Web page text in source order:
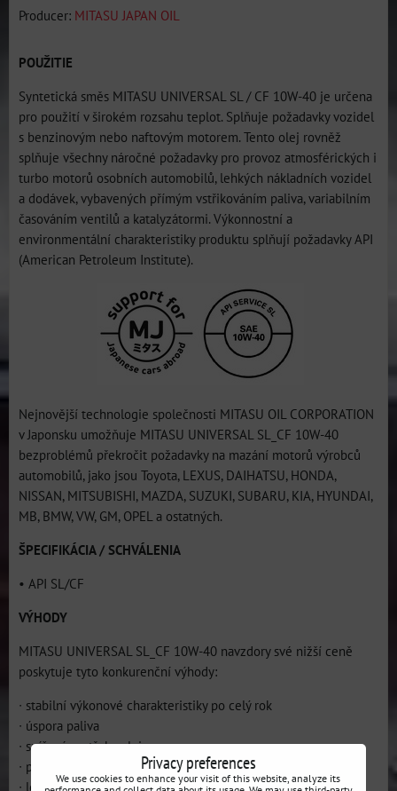
Producer: MITASU JAPAN OIL
POUŽITIE
Syntetická směs MITASU UNIVERSAL SL / CF 10W-40 je určena
pro použití v širokém rozsahu teplot. Splňuje požadavky vozidel
s benzinovým nebo naftovým motorem. Tento olej rovněž
splňuje všechny náročné požadavky pro provoz atmosférických i
turbo motorů osobních automobilů, lehkých nákladních vozidel
a dodávek, vybavených přímým vstřikováním paliva, variabilním
časováním ventilů a katalyzátormi. Výkonnostní a
environmentální charakteristiky produktu splňují požadavky API
(American Petroleum Institute).
Nejnovější technologie společnosti MITASU OIL CORPORATION
v Japonsku umožňuje MITASU UNIVERSAL SL_CF 10W-40
bezproblémů překročit požadavky na mazání motorů výrobců
automobilů, jako jsou Toyota, LEXUS, DAIHATSU, HONDA,
NISSAN, MITSUBISHI, MAZDA, SUZUKI, SUBARU, KIA, HYUNDAI,
MB, BMW, VW, GM, OPEL a ostatných.
ŠPECIFIKÁCIA / SCHVÁLENIA
• API SL/CF
VÝHODY
MITASU UNIVERSAL SL_CF 10W-40 navzdory své nižší ceně
poskytuje tyto konkurenční výhody:
∙ stabilní výkonové charakteristiky po celý rok
∙ úspora paliva
∙ snížení spotřeby oleje
∙ prodloužená životnost motoru
∙ lehký start při nízkých teplotách
Privacy preferences
We use cookies to enhance your visit of this website, analyze its